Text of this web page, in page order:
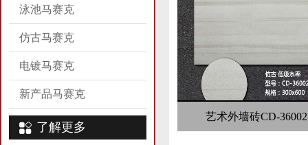
泳池马赛克
仿古马赛克
电镀马赛克
新产品马赛克
了解更多
艺术外墙砖CD-36002